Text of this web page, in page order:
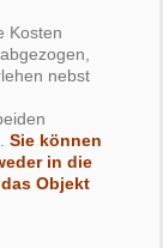
Kosten
nebst
Sie können
in die
Objekt